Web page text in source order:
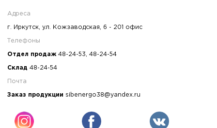
Адреса
г. Иркутск, ул. Кожзаводская, 6 - 201 офис
Телефоны
Отдел продаж 48-24-53 48-24-54
Склад 48-24-54
Почта
Заказ продукции sibenergo38@yandex.ru